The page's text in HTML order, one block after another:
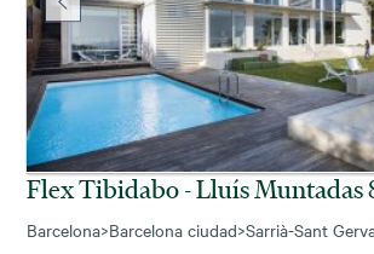
Flex Tibidabo - Lluís Muntadas
Barcelona>Barcelona ciudad>Sarrià-Sant